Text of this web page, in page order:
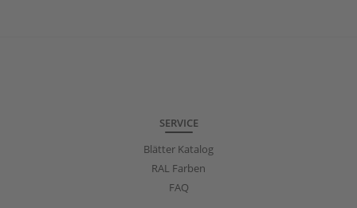
SERVICE
Blätter Katalog
RAL Farben
FAQ